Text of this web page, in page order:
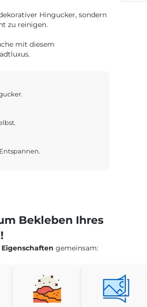
Hingucker, sondern
zu reinigen.
mit diesem
Bekleben Ihres
gemeinsam: